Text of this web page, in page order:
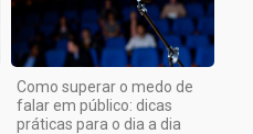
Como superar o medo de
falar em público: dicas
práticas para o dia a dia